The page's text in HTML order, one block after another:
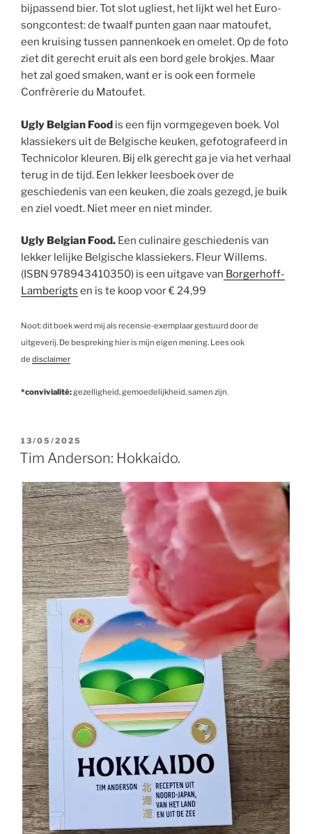
bijpassend bier. Tot slot ugliest, het lijkt wel het Euro-
songcontest: de twaalf punten gaan naar matoufet,
een kruising tussen pannenkoek en omelet. Op de foto
ziet dit gerecht eruit als een bord gele brokjes. Maar
het zal goed smaken, want er is ook een formele
Confrèrerie du Matoufet.
Ugly Belgian Food is een fijn vormgegeven boek. Vol
klassiekers uit de Belgische keuken, gefotografeerd in
Technicolor kleuren. Bij elk gerecht ga je via het verhaal
terug in de tijd. Een lekker leesboek over de
geschiedenis van een keuken, die zoals gezegd, je buik
en ziel voedt. Niet meer en niet minder.
Ugly Belgian Food. Een culinaire geschiedenis van
lekker lelijke Belgische klassiekers. Fleur Willems.
(ISBN 978943410350) is een uitgave van Borgerhoff-
Lamberigts en is te koop voor € 24,99
Noot: dit boek werd mij als recensie-exemplaar gestuurd door de
uitgeverij. De bespreking hier is mijn eigen mening. Lees ook
de disclaimer
*convivialité:gezelligheid, gemoedelijkheid, samen zijn.
GEPLAATST
OP
13/05/2025
Tim Anderson: Hokkaido.